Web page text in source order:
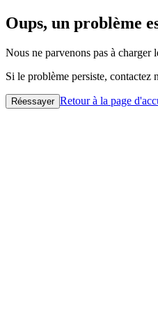
Oups, un problème
Nous ne parvenons pas à charger
Si le problème persiste, contactez
Réessayer Retour à la page